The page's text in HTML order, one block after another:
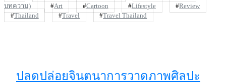
บทความ)
#Art #Cartoon #Lifestyle #Review
#Thailand #Travel #Travel Thailand
ปลดปล่อยจินตนาการวาดภาพศิลปะ